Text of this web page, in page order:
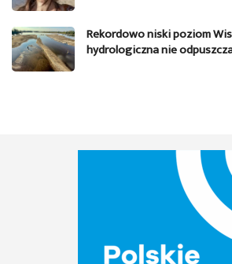
Rekordowo niski poziom
hydrologiczna nie